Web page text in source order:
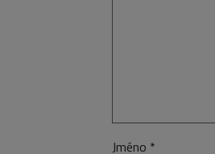
Jméno *